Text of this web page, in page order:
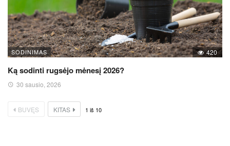
SODINIMAS 420
Ką sodinti rugsėjo mėnesį 2026?
30 sausio, 2026
BUVĘS KITAS 1 iš 10